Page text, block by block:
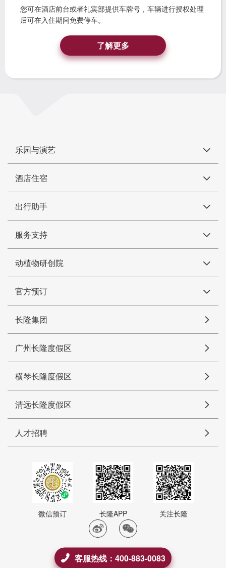
您可在酒店前台或者礼宾部提供车牌号，车辆进行授权处理
后可在入住期间免费停车。
了解更多
乐园与演艺
酒店住宿
出行助手
服务支持
动植物研创院
官方预订
长隆集团
广州长隆度假区
横琴长隆度假区
清远长隆度假区
人才招聘
微信预订 长隆APP 关注长隆
客服热线：400-883-0083